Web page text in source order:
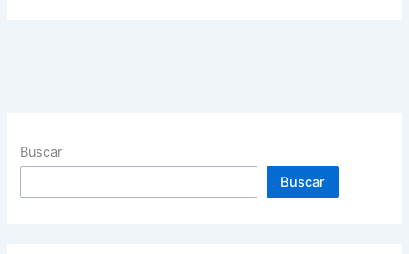
Buscar
Buscar